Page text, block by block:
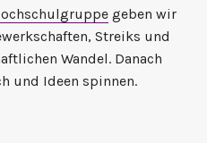
geben wir
Streiks und
Wandel. Danach
und Ideen spinnen.